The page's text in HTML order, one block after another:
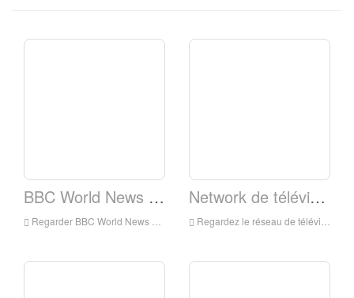
BBC World News TV
Regarder BBC World News TV en direct en ligne, BBC World News TV HD Streaming en direct, BBC World News TV Watch Live TV de l'Angleterre
Network de télévision elshaddai
Regardez le réseau de télévision Elshaddai en direct en ligne, réseau de télévision Eilshaddai HD Streaming en direct, réseau de télévision elshaddai, regarder la télévision en direct de l'Angleterre